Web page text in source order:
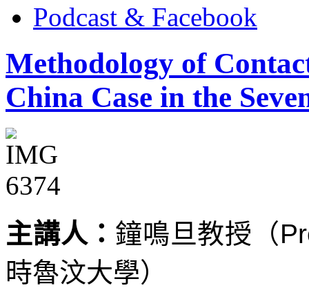
Podcast & Facebook
Methodology of
China Case in the
主講人： 鐘鳴旦教授（
時魯汶大學）